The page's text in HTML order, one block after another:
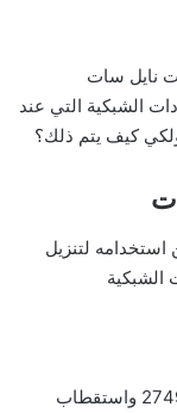
نايل سات
الشبكية التي عند
كيف يتم ذلك؟
لتنزيل
الشبكية
وينصح باستخدام التردد 11180 بمعدل ترميز 27499 واستقطاب